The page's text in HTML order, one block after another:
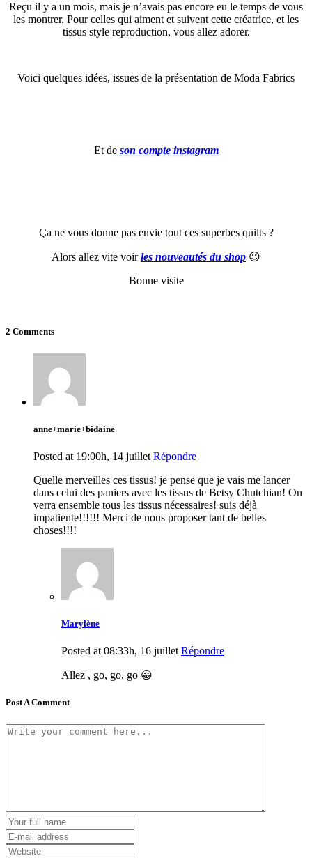
Reçu il y a un mois, mais je n’avais pas encore eu le temps de vous
les montrer. Pour celles qui aiment et suivent cette créatrice, et les
tissus style reproduction, vous allez adorer.
Voici quelques idées, issues de la présentation de Moda Fabrics
Et deson compte instagram
Ça ne vous donne pas envie tout ces superbes quilts ?
Alors allez vite voirles nouveautés du shop 😉
Bonne visite
2 Comments
anne+marie+bidaine
Posted at 19:00h, 14 juillet Répondre
Quelle merveilles ces tissus! je pense que je vais me lancer
dans celui des paniers avec les tissus de Betsy Chutchian! On
verra ensemble tous les tissus nécessaires! suis déjà
impatiente!!!!!! Merci de nous proposer tant de belles
choses!!!!
Marylène
Posted at 08:33h, 16 juillet Répondre
Allez , go, go, go 😀
Post A Comment